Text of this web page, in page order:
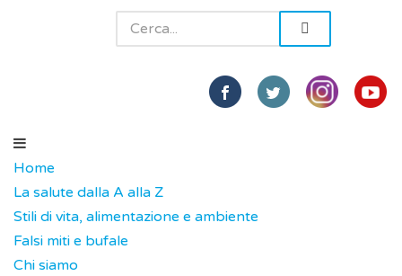
Home
La salute dalla A alla Z
Stili di vita, alimentazione e ambiente
Falsi miti e bufale
Chi siamo